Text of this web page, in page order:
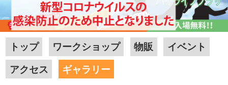
トップ ワークショップ 物販
イベント
アクセス
ギャラリー